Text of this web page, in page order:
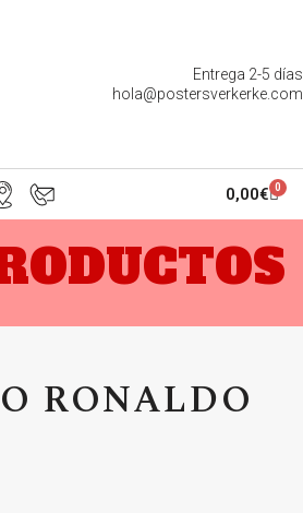
Entrega 2-5 días
hola@postersverkerke.com
0,00€ 0
RONALDO